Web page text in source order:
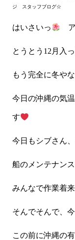
ジ スタッフブログ☆
はいさいっ ア
とうとう12月入
もう完全に冬や
今日の沖縄の気
す
今日もシブさん
船のメンテナン
みんなで作業着
そんでそんで、
この前に沖縄の